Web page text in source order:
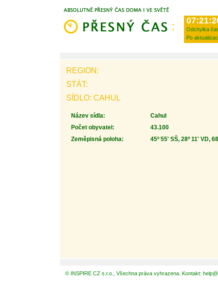
Odchylka
Po
REGION:
STÁT:
SÍDLO: CAHUL
Název sídla:
Cahul
Počet obyvatel:
43.100
Zeměpisná poloha:
45º 55' SŠ, 28º 11' VD,
© INSPIRE CZ s.r.o., Všechna práva vyhrazena. Kontakt: